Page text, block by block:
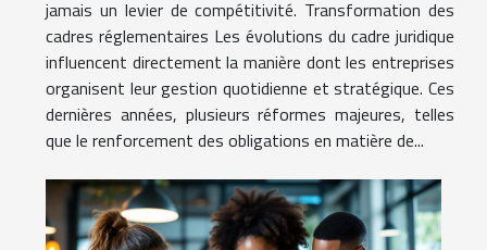
jamais un levier de compétitivité. Transformation des
cadres réglementaires Les évolutions du cadre juridique
influencent directement la manière dont les entreprises
organisent leur gestion quotidienne et stratégique. Ces
dernières années, plusieurs réformes majeures, telles
que le renforcement des obligations en matière de...